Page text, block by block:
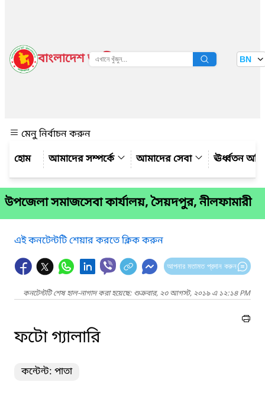
বাংলাদেশ জাতীয় তথ্য বাতায়ন BN
মেনু নির্বাচন করুন
আমাদের সম্পর্কে
আমাদের সেবা ঊর্ধ্বতন
উপজেলা সমাজসেবা কার্যালয়, সৈয়দপুর, নীলফামারী
এই কনটেন্টটি শেয়ার করতে ক্লিক করুন
আপনার মতামত প্রদান করুন
কনটেন্টটি শেষ হাল-নাগাদ করা হয়েছে: শুক্রবার, ২৩ আগস্ট, ২০১৯ এ ১২:১৪ PM
ফটো গ্যালারি
কন্টেন্ট: পাতা